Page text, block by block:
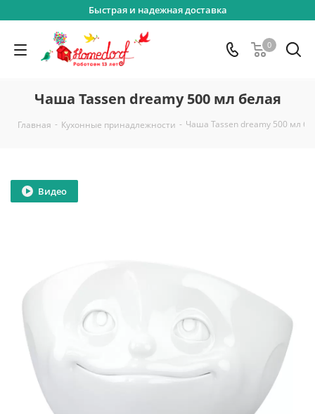
Быстрая и надежная доставка
0
Чаша Tassen dreamy 500 мл белая
Главная - Кухонные принадлежности - Чаша Tassen dreamy 500 мл
Видео